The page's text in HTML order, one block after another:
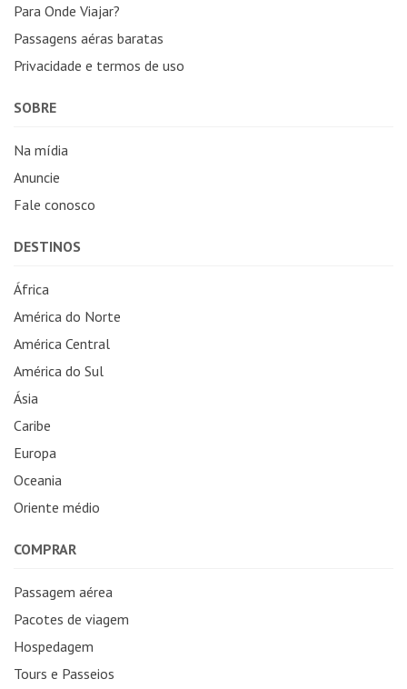
Para Onde Viajar?
Passagens aéras baratas
Privacidade e termos de uso
SOBRE
Na mídia
Anuncie
Fale conosco
DESTINOS
África
América do Norte
América Central
América do Sul
Ásia
Caribe
Europa
Oceania
Oriente médio
COMPRAR
Passagem aérea
Pacotes de viagem
Hospedagem
Tours e Passeios